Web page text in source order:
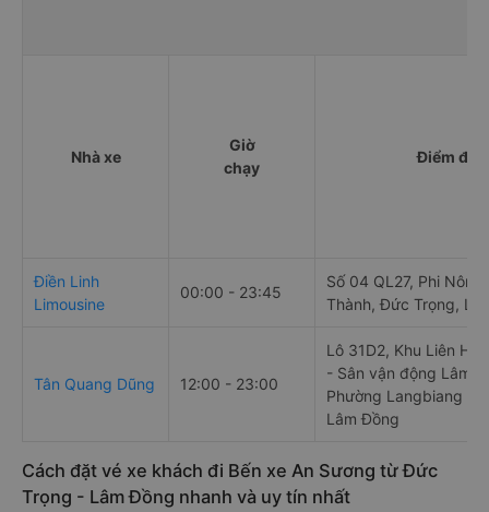
Nhà xe
Giờ
chạy
Điểm đi
Điền Linh
Limousine
00:00 - 23:45
Số 04 QL27, Phi Nôm,
Thành, Đức Trọng,
Tân Quang Dũng 12:00 - 23:00
Lô 31D2, Khu Liên
- Sân vận động Lâm
Phường Langbiang -
Lâm Đồng
Cách đặt vé xe khách đi Bến xe An Sương từ Đức
Trọng - Lâm Đồng nhanh và uy tín nhất